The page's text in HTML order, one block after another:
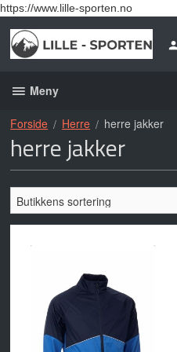
https://www.lille-sporten.noGå
innholdet
Meny
Forside Herre herre jakker
herre jakker